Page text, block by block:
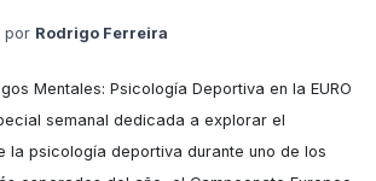
por Rodrigo Ferreira
Mentales: Psicología Deportiva en la EURO
semanal dedicada a explorar el
la psicología deportiva durante uno de los